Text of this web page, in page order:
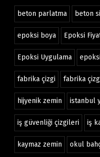
beton parlatma beton
epoksi boya Epoksi
Epoksi Uygulama
fabrika çizgi fabrika
hijyenik zemin istanbul
iş güvenliği çizgileri iş
kaymaz zemin okul